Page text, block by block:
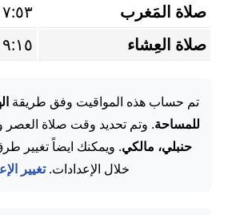
صلاة المَغرب
٧:٥٣ م
صلاة العِشاء
٩:١٥ م
تم حساب هذه المواقيت وفق طريقة
للمساحة. وتم تحديد وقت صلاة
حنبلي، مالكي. ويمكنك ايضاً تغيير
خلال الإعدادات.تغيير